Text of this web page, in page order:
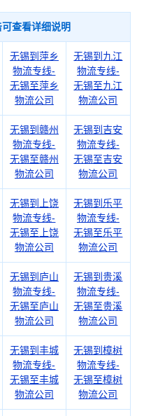
查看详细说明
无锡到萍乡
物流专线-
无锡至萍乡
物流公司
无锡到九江
物流专线-
无锡至九江
物流公司
无锡到赣州
物流专线-
无锡至赣州
物流公司
无锡到吉安
物流专线-
无锡至吉安
物流公司
无锡到上饶
物流专线-
无锡至上饶
物流公司
无锡到乐平
物流专线-
无锡至乐平
物流公司
无锡到庐山
物流专线-
无锡至庐山
物流公司
无锡到贵溪
物流专线-
无锡至贵溪
物流公司
无锡到丰城
物流专线-
无锡至丰城
物流公司
无锡到樟树
物流专线-
无锡至樟树
物流公司